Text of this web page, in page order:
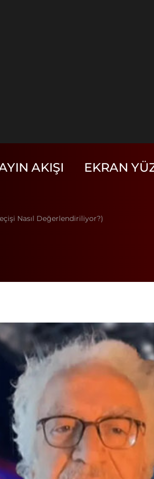
AKIŞI EKRAN
Nasıl Değerlendiriliyor?)